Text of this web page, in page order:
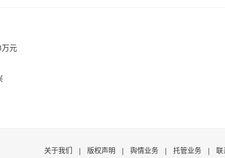
万元
关于我们 版权声明 舆情业务 托管业务 联